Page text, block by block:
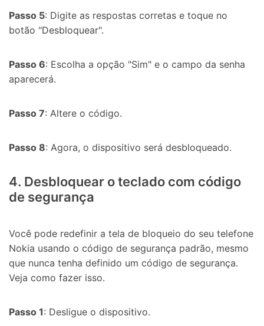
Passo 5: Digite as respostas corretas e toque no
botão "Desbloquear".
Passo 6: Escolha a opção "Sim" e o campo da senha
aparecerá.
Passo 7: Altere o código.
Passo 8: Agora, o dispositivo será desbloqueado.
4. Desbloquear o teclado com código
de segurança
Você pode redefinir a tela de bloqueio do seu telefone
Nokia usando o código de segurança padrão, mesmo
que nunca tenha definido um código de segurança.
Veja como fazer isso.
Passo 1: Desligue o dispositivo.